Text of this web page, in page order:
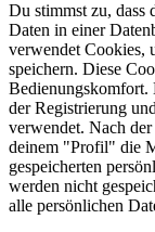
Du stimmst zu, dass
Daten in einer
verwendet Cookies,
speichern. Diese
Bedienungskomfort.
der Registrierung
verwendet. Nach
deinem "Profil" die
gespeicherten
werden nicht
alle persönlichen